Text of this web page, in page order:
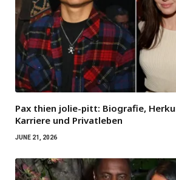
Pax thien jolie-pitt: Biografie,
Karriere und Privatleben
JUNE 21, 2026